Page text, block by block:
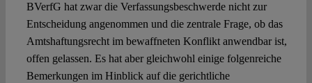
BVerfG hat zwar die Verfassungs­beschwerde nicht zur
Entscheidung angenommen und die zentrale Frage, ob das
Amtshaftungsrecht im bewaffneten Konflikt anwendbar ist,
offen gelassen. Es hat aber gleichwohl einige folgenreiche
Bemerkungen im Hinblick auf die gerichtliche